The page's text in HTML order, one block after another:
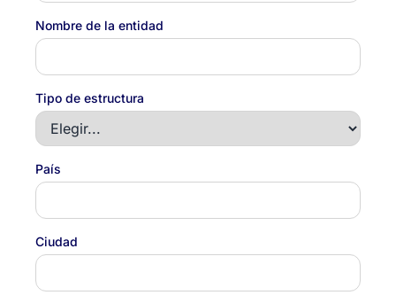
Nombre de la entidad
Tipo de estructura
País
Ciudad